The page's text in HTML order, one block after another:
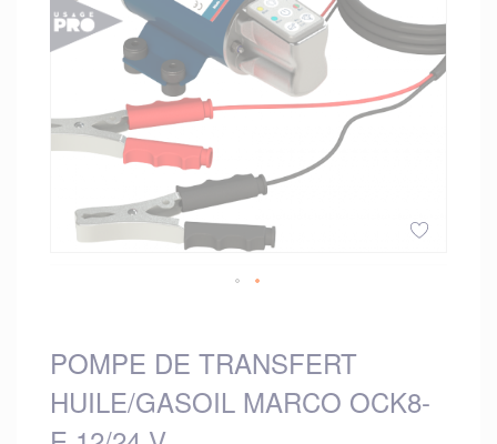
gallery
the
beginning
of
the
POMPE DE TRANSFERT
HUILE/GASOIL MARCO OCK8-